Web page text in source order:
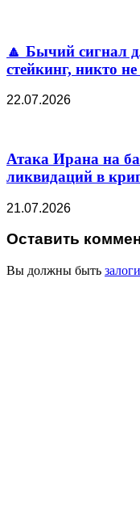
🔼 Бычий сигнал
стейкинг, никто
22.07.2026
Атака Ирана на
ликвидаций в
21.07.2026
Оставить
Вы должны быть